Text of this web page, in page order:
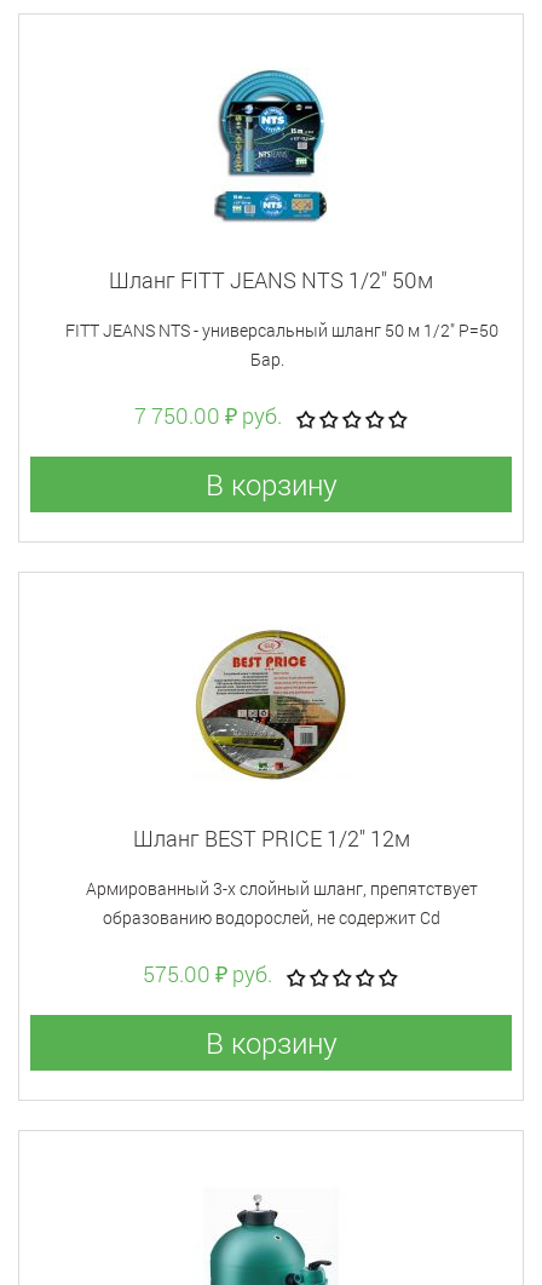
Шланг FITT JEANS NTS 1/2" 50м
FITT JEANS NTS - универсальный шланг 50 м 1/2" Р=50
Бар.
7 750.00 ₽ руб.
В корзину
Шланг BEST PRICE 1/2" 12м
Aрмированный 3-х слойный шланг, препятствует
образованию водорослей, не содержит Cd
575.00 ₽ руб.
В корзину